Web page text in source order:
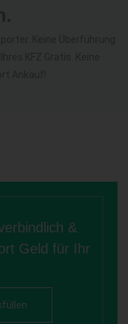
&
Geld für Ihr